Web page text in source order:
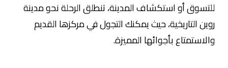
للتسوق أو استكشاف المدينة، تنطلق الرحلة نحو مدينة
روين التاريخية، حيث يمكنك التجول في مركزها القديم
والاستمتاع بأجوائها المميزة.